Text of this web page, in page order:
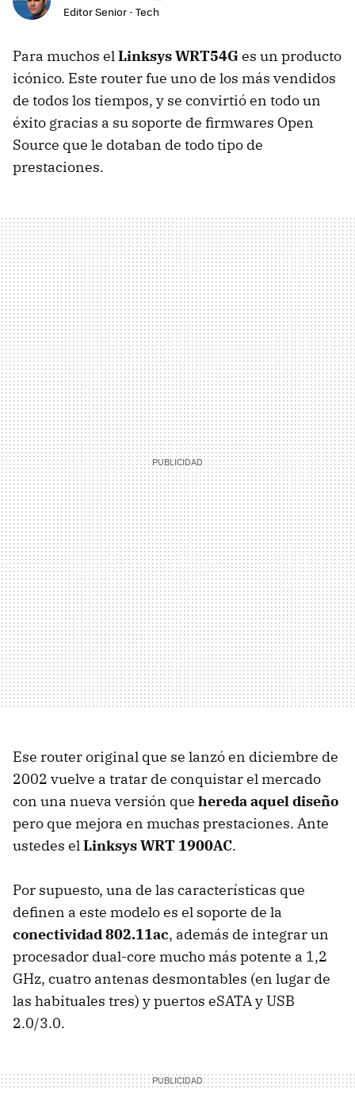
Editor Senior - Tech
Para muchos elLinksys WRT54Ges un producto
icónico. Este router fue uno de los más vendidos
de todos los tiempos, y se convirtió en todo un
éxito gracias a su soporte de firmwares Open
Source que le dotaban de todo tipo de
prestaciones.
Ese router original que se lanzó en diciembre de
2002 vuelve a tratar de conquistar el mercado
con una nueva versión que hereda aquel diseño
pero que mejora en muchas prestaciones. Ante
ustedes elLinksys WRT 1900AC.
Por supuesto, una de las características que
definen a este modelo es el soporte de la
conectividad 802.11ac, además de integrar un
procesador dual-core mucho más potente a 1,2
GHz, cuatro antenas desmontables (en lugar de
las habituales tres) y puertos eSATA y USB
2.0/3.0.